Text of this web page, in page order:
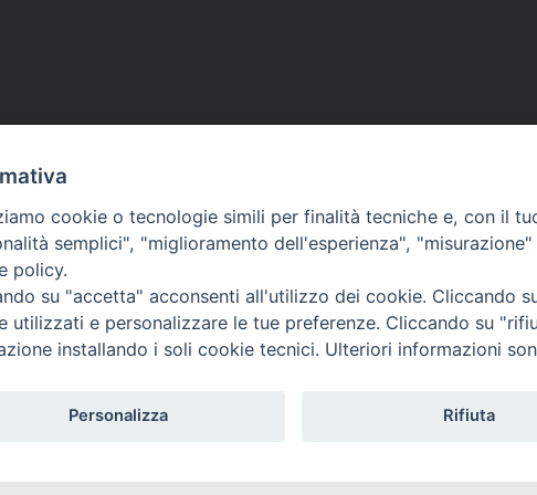
cookie o tecnologie simili per finalità tecniche e, con il
semplici", "miglioramento dell'esperienza",
policy.
su "accetta" acconsenti all'utilizzo dei cookie. Cliccando
utilizzati e personalizzare le tue preferenze. Cliccando su
installando i soli cookie tecnici. Ulteriori informazioni
Personalizza Rifiuta